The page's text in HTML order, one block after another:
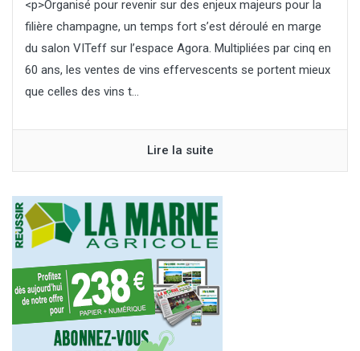
<p>Organisé pour revenir sur des enjeux majeurs pour la
filière champagne, un temps fort s’est déroulé en marge
du salon VITeff sur l’espace Agora. Multipliées par cinq en
60 ans, les ventes de vins effervescents se portent mieux
que celles des vins t...
Lire la suite